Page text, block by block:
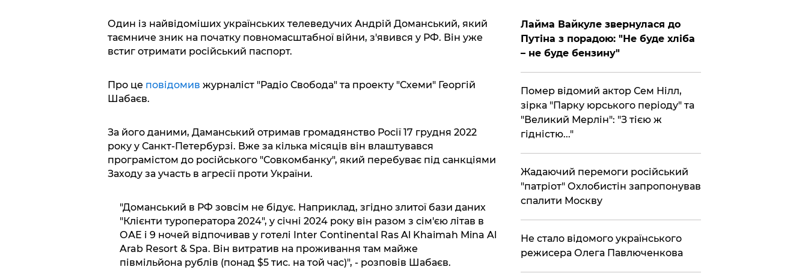
Один із найвідоміших українських телеведучих Андрій Доманський, який
таємниче зник на початку повномасштабної війни, з'явився у РФ. Він уже
встиг отримати російський паспорт.
Про це повідомив журналіст "Радіо Свобода" та проекту "Схеми" Георгій
Шабаєв.
За його даними, Даманський отримав громадянство Росії 17 грудня 2022
року у Санкт-Петербурзі. Вже за кілька місяців він влаштувався
програмістом до російського "Совкомбанку", який перебуває під санкціями
Заходу за участь в агресії проти України.
"Доманський в РФ зовсім не бідує. Наприклад, згідно злитої бази даних
"Клієнти туроператора 2024", у січні 2024 року він разом з сім'єю літав в
ОАЕ і 9 ночей відпочивав у готелі Inter Continental Ras Al Khaimah Mina Al
Arab Resort & Spa. Він витратив на проживання там майже
півмільйона рублів (понад $5 тис. на той час)", - розповів Шабаєв.
Лайма Вайкуле звернулася до
Путіна з порадою: "Не буде хліба
– не буде бензину"
Помер відомий актор Сем Нілл,
зірка "Парку юрського періоду" та
"Великий Мерлін": "З тією ж
гідністю..."
Жадаючий перемоги російський
"патріот" Охлобистін запропонував
спалити Москву
​Не стало відомого українського
режисера Олега Павлюченкова